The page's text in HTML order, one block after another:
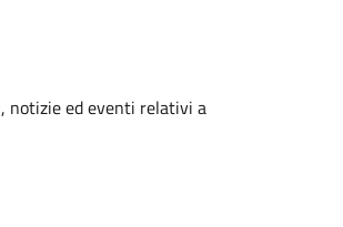
notizie ed eventi relativi a